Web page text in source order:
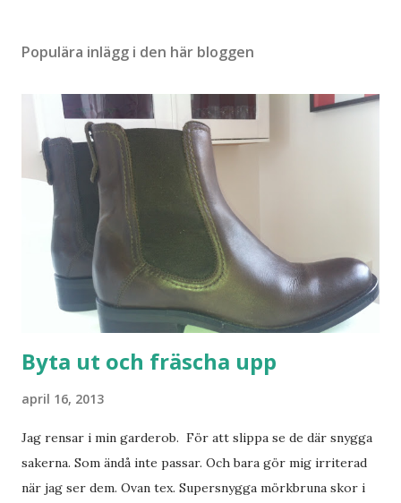
Populära inlägg i den här bloggen
Byta ut och fräscha upp
april 16, 2013
Jag rensar i min garderob. För att slippa se de där snygga
sakerna. Som ändå inte passar. Och bara gör mig irriterad
när jag ser dem. Ovan tex. Supersnygga mörkbruna skor i